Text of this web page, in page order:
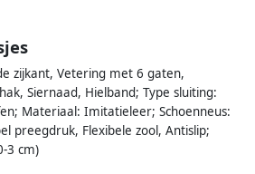
zijkant, Vetering met 6 gaten,
Siernaad, Hielband; Type sluiting:
Materiaal: Imitatieleer; Schoenneus:
preegdruk, Flexibele zool, Antislip;
3 cm)